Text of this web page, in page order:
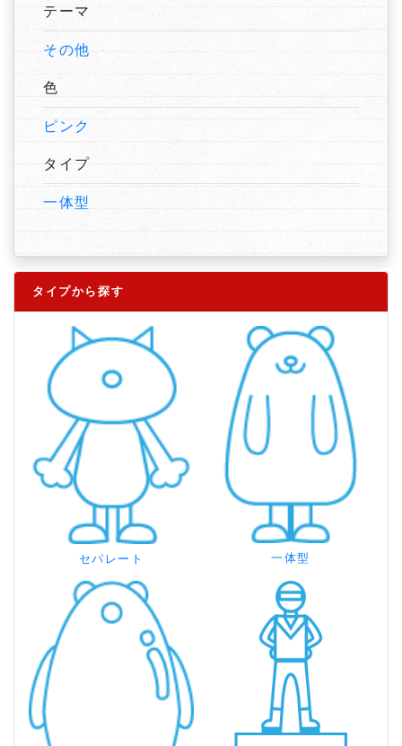
テーマ
その他
色
ピンク
タイプ
一体型
タイプから探す
セパレート 一体型